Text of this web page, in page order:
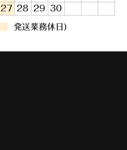
27 28 29 30
発送業務休日)